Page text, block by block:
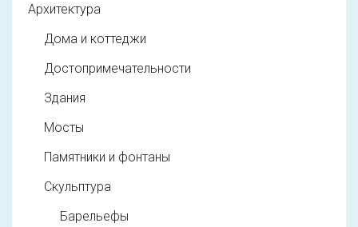
Архитектура
Дома и коттеджи
Достопримечательности
Здания
Мосты
Памятники и фонтаны
Скульптура
Барельефы